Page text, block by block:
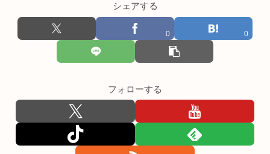
シェアする
0 0
フォローする